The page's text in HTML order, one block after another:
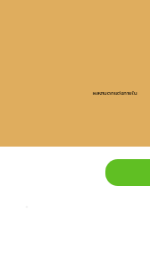
ผลงานตกแต่งภายใน